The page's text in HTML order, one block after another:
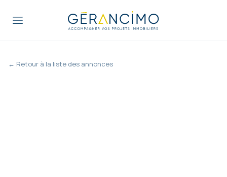
← Retour à la liste des annonces